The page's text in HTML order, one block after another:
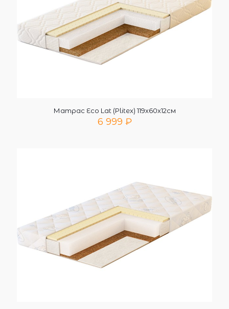
Матрас Eco Lat (Plitex) 119х60х12см
6 999 ₽